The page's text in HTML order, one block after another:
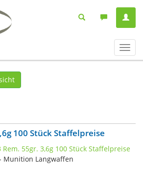
ein-/
100 Stück Staffelpreise
Munition Langwaffen